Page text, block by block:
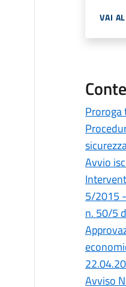
VAI
Proroga
Avvio
5/2015
n. 50/5
Avviso